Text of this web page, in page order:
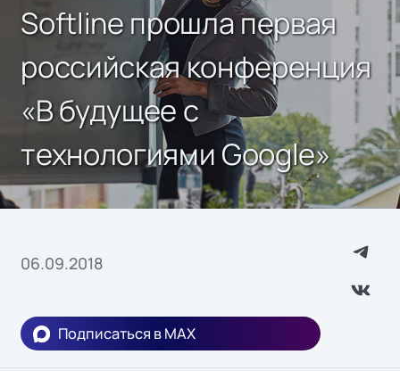
Softline прошла первая
российская конференция
«В будущее с
технологиями Google»
06.09.2018
Подписаться в MAX